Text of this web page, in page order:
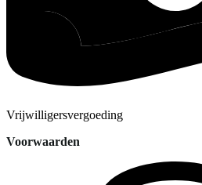
Vrijwilligersvergoeding
Voorwaarden